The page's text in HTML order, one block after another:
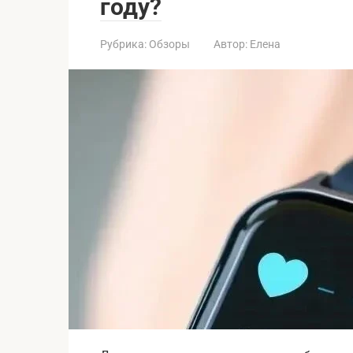
году?
Рубрика: Обзоры Автор: Елена